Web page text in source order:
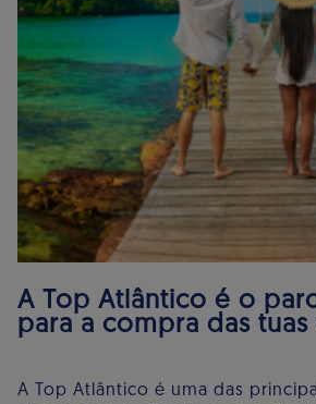
A Top Atlântico é o
para a compra das tuas
A Top Atlântico é uma das